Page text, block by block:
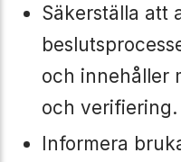
Säkerställa att
och innehåller
och verifiering.
Informera